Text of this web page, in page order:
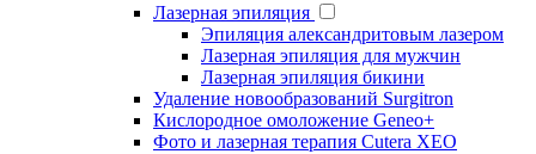
Лазерная эпиляция
Эпиляция александритовым лазером
Лазерная эпиляция для мужчин
Лазерная эпиляция бикини
Удаление новообразований Surgitron
Кислородное омоложение Geneo+
Фото и лазерная терапия Cutera XEO